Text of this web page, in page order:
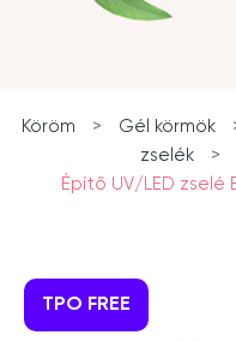
Köröm > Gél körmök
zselék
>
Építő UV/LED zselé
TPO FREE